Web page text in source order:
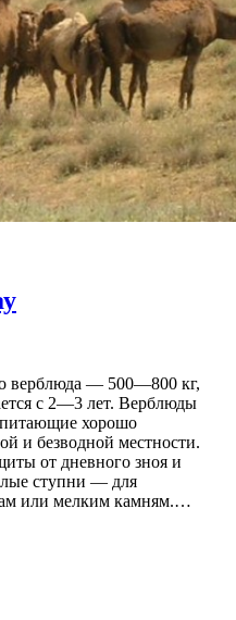
верблюда — 500—800 кг,
с 2—3 лет. Верблюды
хорошо
и безводной местности.
от дневного зноя и
ступни — для
или мелким камням.…